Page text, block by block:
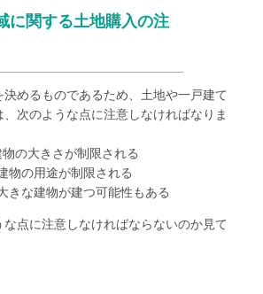
に関する土地購入の注
決めるものであるため、土地や一戸建て
次のような点に注意しなければなりま
物の大きさが制限される
物の用途が制限される
きな建物が建つ可能性もある
点に注意しなければならないのか見て